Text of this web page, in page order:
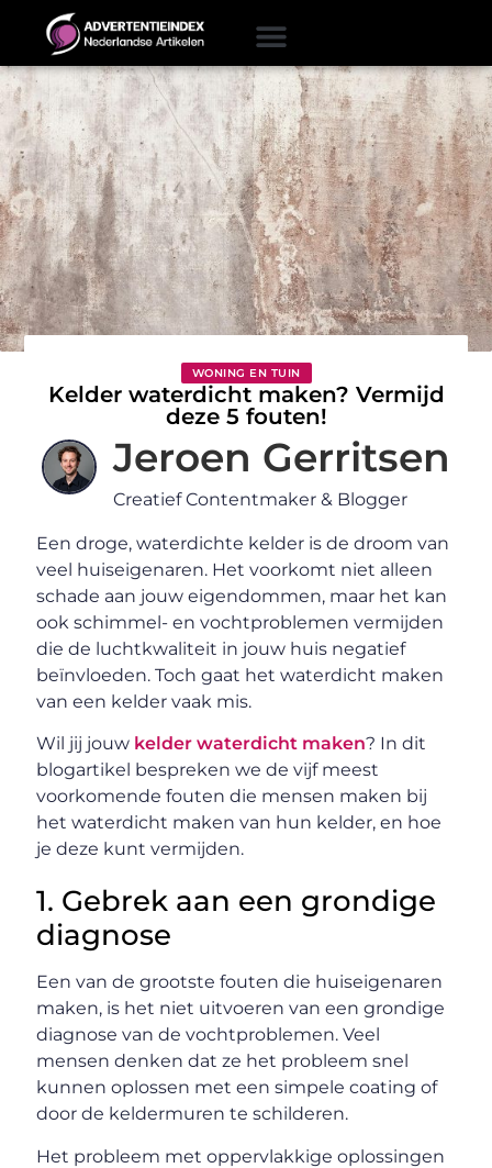
WONING EN TUIN
Kelder waterdicht maken? Vermijd
deze 5 fouten!
Jeroen Gerritsen
Creatief Contentmaker & Blogger
Een droge, waterdichte kelder is de droom van
veel huiseigenaren. Het voorkomt niet alleen
schade aan jouw eigendommen, maar het kan
ook schimmel- en vochtproblemen vermijden
die de luchtkwaliteit in jouw huis negatief
beïnvloeden. Toch gaat het waterdicht maken
van een kelder vaak mis.
Wil jij jouw kelder waterdicht maken? In dit
blogartikel bespreken we de vijf meest
voorkomende fouten die mensen maken bij
het waterdicht maken van hun kelder, en hoe
je deze kunt vermijden.
1. Gebrek aan een grondige
diagnose
Een van de grootste fouten die huiseigenaren
maken, is het niet uitvoeren van een grondige
diagnose van de vochtproblemen. Veel
mensen denken dat ze het probleem snel
kunnen oplossen met een simpele coating of
door de keldermuren te schilderen.
Het probleem met oppervlakkige oplossingen